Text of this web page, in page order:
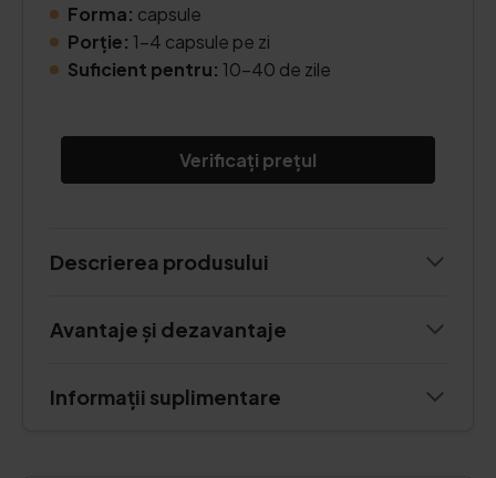
Forma: capsule
Porție: 1-4 capsule pe zi
Suficient pentru: 10-40 de zile
Verificați prețul
Descrierea produsului
Avantaje și dezavantaje
Informații suplimentare